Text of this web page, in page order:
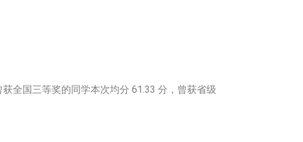
全国三等奖的同学本次均分 61.33 分，曾获省级